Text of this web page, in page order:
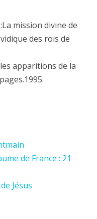
mission divine de
des rois de
apparitions de la
de France : 21
Jésus